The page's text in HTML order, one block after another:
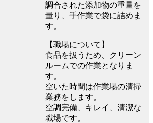
調合された添加物の重量を
量り、手作業で袋に詰めま
す。
【職場について】
食品を扱うため、クリーン
ルームでの作業となりま
す。
空いた時間は作業場の清掃
業務をします。
空調完備、キレイ、清潔な
職場です。